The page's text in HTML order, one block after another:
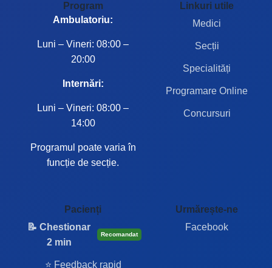
Program
Ambulatoriu:
Luni – Vineri: 08:00 –
20:00
Internări:
Luni – Vineri: 08:00 –
14:00
Programul poate varia în
funcție de secție.
Linkuri utile
Medici
Secții
Specialități
Programare Online
Concursuri
Pacienți
📝 Chestionar
2 min
Recomandat
⭐ Feedback rapid
Urmărește-ne
Facebook